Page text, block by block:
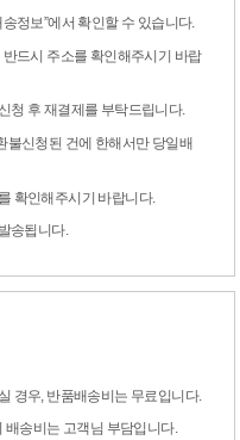
정보”에서 확인할 수 있습니다.
드시 주소를 확인해주시기 바랍
청 후 재결제를 부탁드립니다.
불신청된 건에 한해서만 당일배
확인해주시기 바랍니다.
송됩니다.
경우, 반품배송비는 무료입니다.
배송비는 고객님 부담입니다.